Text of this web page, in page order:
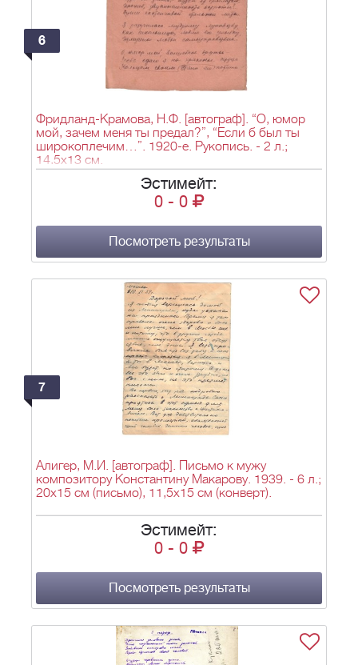
6
Фридланд-Крамова, Н.Ф. [автограф]. “О, юмор
мой, зачем меня ты предал?”, “Если б был ты
широкоплечим…”. 1920-е. Рукопись. - 2 л.;
14,5х13 см.
Эстимейт:
0 - 0
Посмотреть результаты
7
Алигер, М.И. [автограф]. Письмо к мужу
композитору Константину Макарову. 1939. - 6 л.;
20х15 см (письмо), 11,5х15 см (конверт).
Эстимейт:
0 - 0
Посмотреть результаты